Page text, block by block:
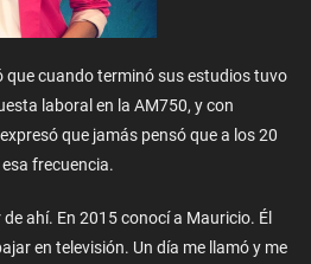
que cuando terminó sus estudios tuvo
laboral en la AM750, y con
que jamás pensó que a los 20
frecuencia.
ahí. En 2015 conocí a Mauricio. Él
en televisión. Un día me llamó y me